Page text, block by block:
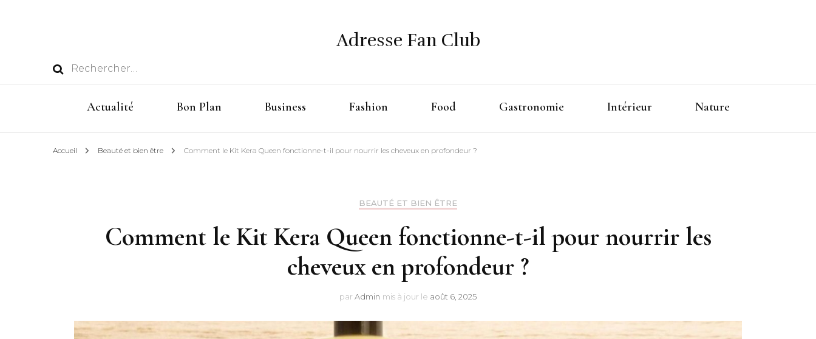
Rechercher :
Adresse Fan Club
Actualité Bon Plan Business Fashion Food Gastronomie Intérieur Nature
Accueil Beauté et bien être Comment le Kit Kera Queen fonctionne-t-il pour nourrir les cheveux en profondeur ?
BEAUTÉ ET BIEN ÊTRE
Comment le Kit Kera Queen fonctionne-t-il pour nourrir les
cheveux en profondeur ?
par Admin mis à jour le août 6, 2025